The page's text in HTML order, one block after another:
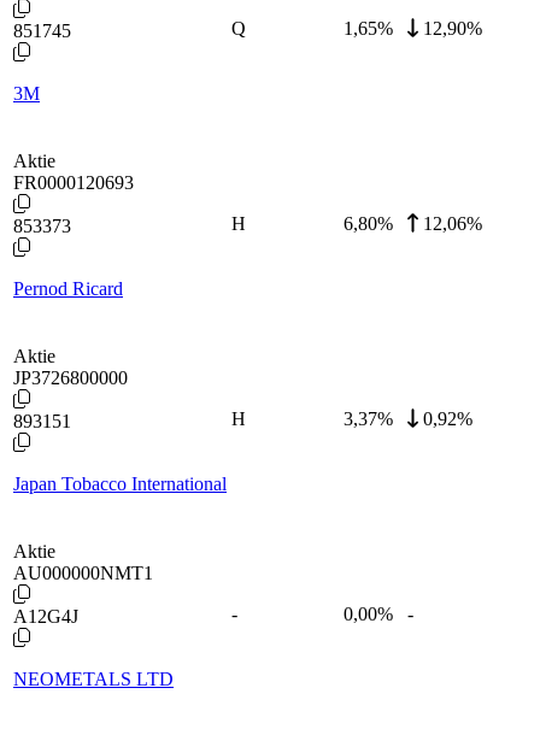
851745
3M
Q 1,65% 12,90%
Aktie
FR0000120693
853373
Pernod Ricard
H 6,80% 12,06%
Aktie
JP3726800000
893151
Japan Tobacco International
H 3,37% 0,92%
Aktie
AU000000NMT1
A12G4J
NEOMETALS LTD
- 0,00% -